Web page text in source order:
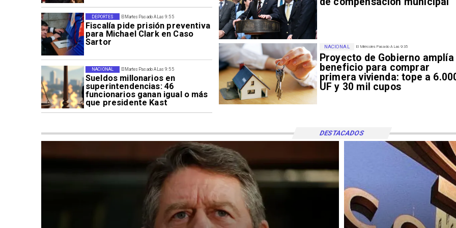
El Martes Pasado A Las 9:55
Fiscalía pide prisión preventiva
para Michael Clark en Caso
Sartor
DEPORTES
El Martes Pasado A Las 9:55
Sueldos millonarios en
superintendencias: 46
funcionarios ganan igual o más
que presidente Kast
NACIONAL
El Miércoles Pasado A Las 9:35
Proyecto de Gobierno amplía
beneficio para comprar
primera vivienda: tope a
UF y 30 mil cupos
NACIONAL
DESTACADOS